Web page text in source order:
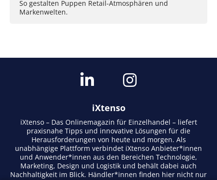
So gestalten Puppen Retail-Atmosphären und
Markenwelten.
iXtenso
iXtenso – Das Onlinemagazin für Einzelhandel – liefert
praxisnahe Tipps und innovative Lösungen für die
Herausforderungen von heute und morgen. Als
unabhängige Plattform verbindet iXtenso Anbieter*innen
und Anwender*innen aus den Bereichen Technologie,
Marketing, Design und Logistik und behält dabei auch
Nachhaltigkeit im Blick. Händler*innen finden hier nicht nur